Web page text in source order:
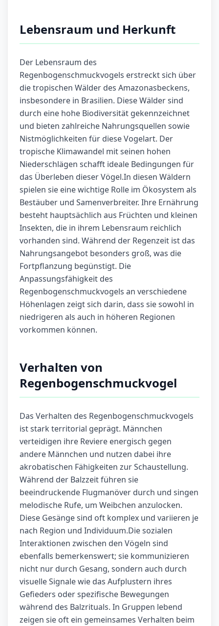
Lebensraum und Herkunft
Der Lebensraum des
Regenbogenschmuckvogels erstreckt sich über
die tropischen Wälder des Amazonasbeckens,
insbesondere in Brasilien. Diese Wälder sind
durch eine hohe Biodiversität gekennzeichnet
und bieten zahlreiche Nahrungsquellen sowie
Nistmöglichkeiten für diese Vogelart. Der
tropische Klimawandel mit seinen hohen
Niederschlägen schafft ideale Bedingungen für
das Überleben dieser Vögel.In diesen Wäldern
spielen sie eine wichtige Rolle im Ökosystem als
Bestäuber und Samenverbreiter. Ihre Ernährung
besteht hauptsächlich aus Früchten und kleinen
Insekten, die in ihrem Lebensraum reichlich
vorhanden sind. Während der Regenzeit ist das
Nahrungsangebot besonders groß, was die
Fortpflanzung begünstigt. Die
Anpassungsfähigkeit des
Regenbogenschmuckvogels an verschiedene
Höhenlagen zeigt sich darin, dass sie sowohl in
niedrigeren als auch in höheren Regionen
vorkommen können.
Verhalten von
Regenbogenschmuckvogel
Das Verhalten des Regenbogenschmuckvogels
ist stark territorial geprägt. Männchen
verteidigen ihre Reviere energisch gegen
andere Männchen und nutzen dabei ihre
akrobatischen Fähigkeiten zur Schaustellung.
Während der Balzzeit führen sie
beeindruckende Flugmanöver durch und singen
melodische Rufe, um Weibchen anzulocken.
Diese Gesänge sind oft komplex und variieren je
nach Region und Individuum.Die sozialen
Interaktionen zwischen den Vögeln sind
ebenfalls bemerkenswert; sie kommunizieren
nicht nur durch Gesang, sondern auch durch
visuelle Signale wie das Aufplustern ihres
Gefieders oder spezifische Bewegungen
während des Balzrituals. In Gruppen lebend
zeigen sie oft ein gemeinsames Verhalten beim